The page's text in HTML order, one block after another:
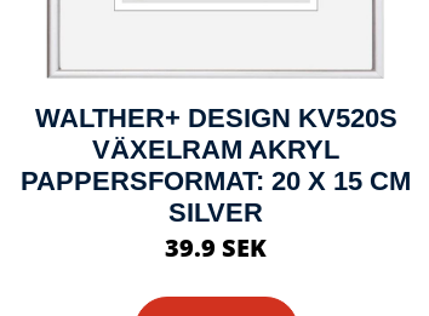
WALTHER+ DESIGN KV520S
VÄXELRAM AKRYL
PAPPERSFORMAT: 20 X 15 CM
SILVER
39.9 SEK